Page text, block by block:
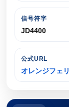
信号符字
JD4400
公式URL
オレンジフェ